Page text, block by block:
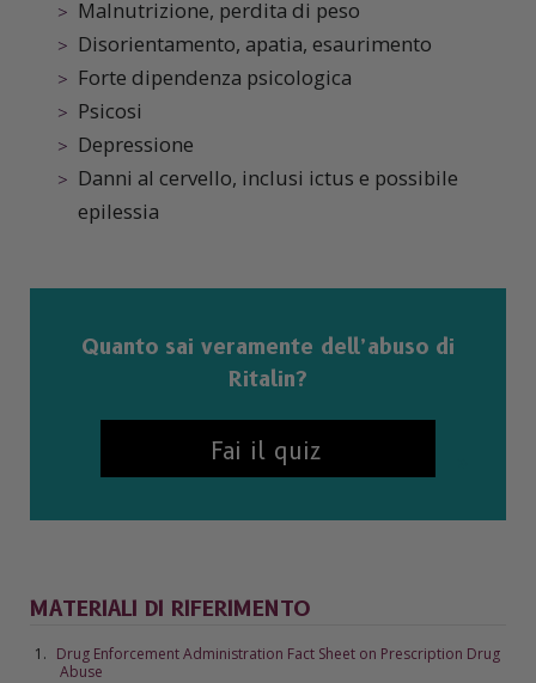
Malnutrizione, perdita di peso
Disorientamento, apatia, esaurimento
Forte dipendenza psicologica
Psicosi
Depressione
Danni al cervello, inclusi ictus e possibile
epilessia
Quanto sai veramente dell’abuso di
Ritalin?
Fai il quiz
MATERIALI DI RIFERIMENTO
Drug Enforcement Administration Fact Sheet on Prescription Drug
Abuse